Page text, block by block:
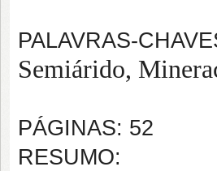
PALAVRAS-
Semiárido,
PÁGINAS: 52
RESUMO: